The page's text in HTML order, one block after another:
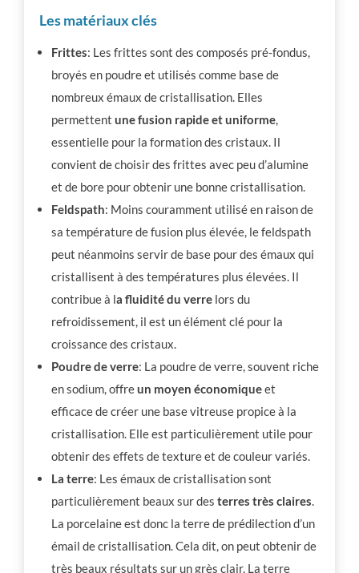
Les matériaux clés
Frittes: Les frittes sont des composés pré-fondus,
broyés en poudre et utilisés comme base de
nombreux émaux de cristallisation. Elles
permettentune fusion rapide et uniforme,
essentielle pour la formation des cristaux. Il
convient de choisir des frittes avec peu d’alumine
et de bore pour obtenir une bonne cristallisation.
Feldspath: Moins couramment utilisé en raison de
sa température de fusion plus élevée, le feldspath
peut néanmoins servir de base pour des émaux qui
cristallisent à des températures plus élevées. Il
contribue à la fluidité du verre lors du
refroidissement, il est un élément clé pour la
croissance des cristaux.
Poudre de verre: La poudre de verre, souvent riche
en sodium, offreun moyen économiqueet
efficace de créer une base vitreuse propice à la
cristallisation. Elle est particulièrement utile pour
obtenir des effets de texture et de couleur variés.
La terre: Les émaux de cristallisation sont
particulièrement beaux sur desterres très claires.
La porcelaine est donc la terre de prédilection d’un
émail de cristallisation. Cela dit, on peut obtenir de
très beaux résultats sur un grès clair. La terre